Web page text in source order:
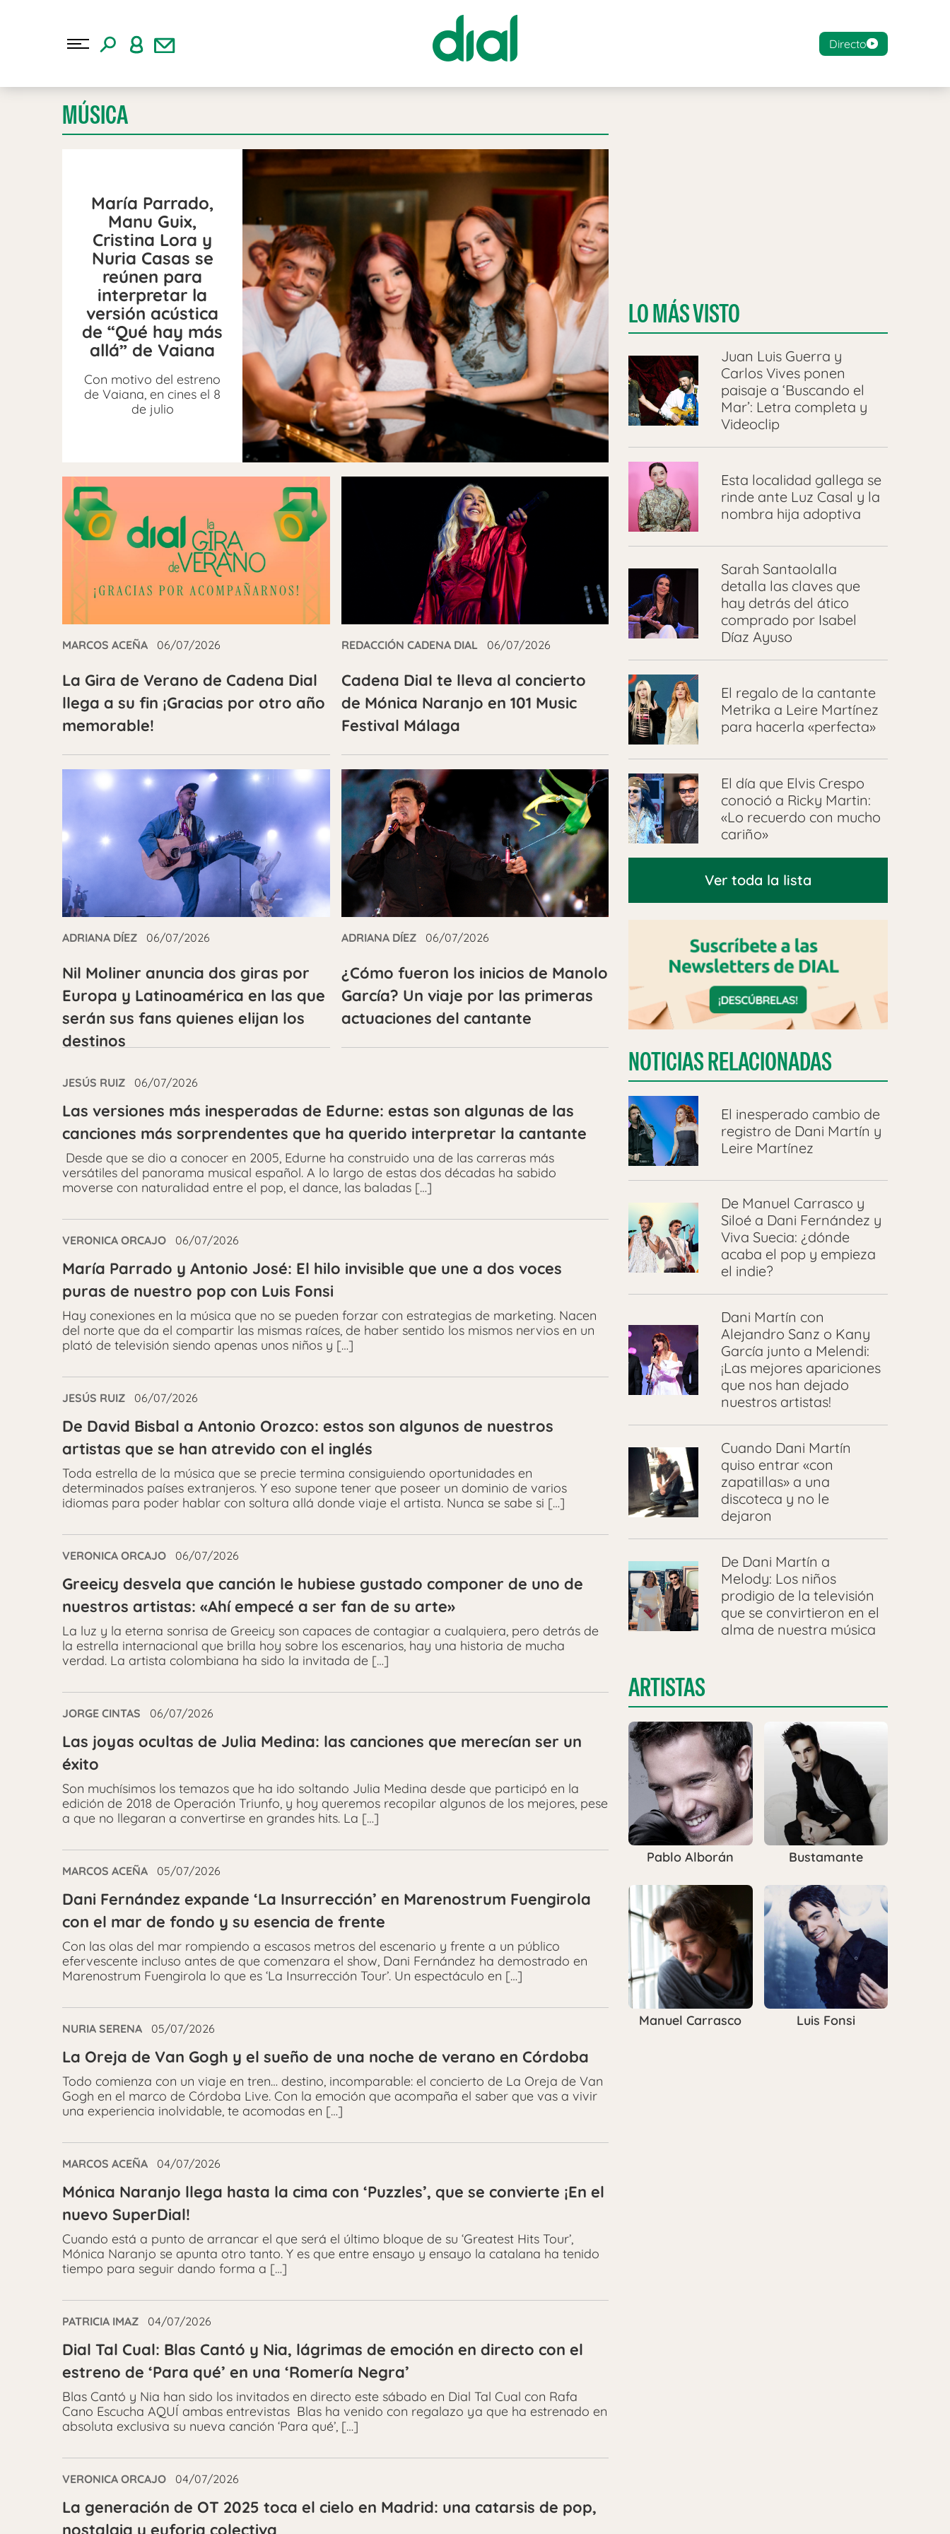
Directo
MÚSICA
María Parrado,
Manu Guix,
Cristina Lora y
Nuria Casas se
reúnen para
interpretar la
versión acústica
de “Qué hay más
allá” de Vaiana
Con motivo del estreno
de Vaiana, en cines el 8
de julio
MARCOS ACEÑA 06/07/2026
La Gira de Verano de Cadena Dial
llega a su fin ¡Gracias por otro año
memorable!
REDACCIÓN CADENA DIAL 06/07/2026
Cadena Dial te lleva al concierto
de Mónica Naranjo en 101 Music
Festival Málaga
ADRIANA DÍEZ 06/07/2026
Nil Moliner anuncia dos giras por
Europa y Latinoamérica en las que
serán sus fans quienes elijan los
destinos
ADRIANA DÍEZ 06/07/2026
¿Cómo fueron los inicios de Manolo
García? Un viaje por las primeras
actuaciones del cantante
JESÚS RUIZ 06/07/2026
Las versiones más inesperadas de Edurne: estas son algunas de las
canciones más sorprendentes que ha querido interpretar la cantante
Desde que se dio a conocer en 2005, Edurne ha construido una de las carreras más
versátiles del panorama musical español. A lo largo de estas dos décadas ha sabido
moverse con naturalidad entre el pop, el dance, las baladas […]
VERONICA ORCAJO 06/07/2026
María Parrado y Antonio José: El hilo invisible que une a dos voces
puras de nuestro pop con Luis Fonsi
Hay conexiones en la música que no se pueden forzar con estrategias de marketing. Nacen
del norte que da el compartir las mismas raíces, de haber sentido los mismos nervios en un
plató de televisión siendo apenas unos niños y […]
JESÚS RUIZ 06/07/2026
De David Bisbal a Antonio Orozco: estos son algunos de nuestros
artistas que se han atrevido con el inglés
Toda estrella de la música que se precie termina consiguiendo oportunidades en
determinados países extranjeros. Y eso supone tener que poseer un dominio de varios
idiomas para poder hablar con soltura allá donde viaje el artista. Nunca se sabe si […]
VERONICA ORCAJO 06/07/2026
Greeicy desvela que canción le hubiese gustado componer de uno de
nuestros artistas: «Ahí empecé a ser fan de su arte»
La luz y la eterna sonrisa de Greeicy son capaces de contagiar a cualquiera, pero detrás de
la estrella internacional que brilla hoy sobre los escenarios, hay una historia de mucha
verdad. La artista colombiana ha sido la invitada de […]
JORGE CINTAS 06/07/2026
Las joyas ocultas de Julia Medina: las canciones que merecían ser un
éxito
Son muchísimos los temazos que ha ido soltando Julia Medina desde que participó en la
edición de 2018 de Operación Triunfo, y hoy queremos recopilar algunos de los mejores, pese
a que no llegaran a convertirse en grandes hits. La […]
MARCOS ACEÑA 05/07/2026
Dani Fernández expande ‘La Insurrección’ en Marenostrum Fuengirola
con el mar de fondo y su esencia de frente
Con las olas del mar rompiendo a escasos metros del escenario y frente a un público
efervescente incluso antes de que comenzara el show, Dani Fernández ha demostrado en
Marenostrum Fuengirola lo que es ‘La Insurrección Tour’. Un espectáculo en […]
NURIA SERENA 05/07/2026
La Oreja de Van Gogh y el sueño de una noche de verano en Córdoba
Todo comienza con un viaje en tren… destino, incomparable: el concierto de La Oreja de Van
Gogh en el marco de Córdoba Live. Con la emoción que acompaña el saber que vas a vivir
una experiencia inolvidable, te acomodas en […]
MARCOS ACEÑA 04/07/2026
Mónica Naranjo llega hasta la cima con ‘Puzzles’, que se convierte ¡En el
nuevo SuperDial!
Cuando está a punto de arrancar el que será el último bloque de su ‘Greatest Hits Tour’,
Mónica Naranjo se apunta otro tanto. Y es que entre ensayo y ensayo la catalana ha tenido
tiempo para seguir dando forma a […]
PATRICIA IMAZ 04/07/2026
Dial Tal Cual: Blas Cantó y Nia, lágrimas de emoción en directo con el
estreno de ‘Para qué’ en una ‘Romería Negra’
Blas Cantó y Nia han sido los invitados en directo este sábado en Dial Tal Cual con Rafa
Cano Escucha AQUÍ ambas entrevistas Blas ha venido con regalazo ya que ha estrenado en
absoluta exclusiva su nueva canción ‘Para qué’, […]
VERONICA ORCAJO 04/07/2026
La generación de OT 2025 toca el cielo en Madrid: una catarsis de pop,
nostalgia y euforia colectiva
LO MÁS VISTO
Juan Luis Guerra y
Carlos Vives ponen
paisaje a ‘Buscando el
Mar’: Letra completa y
Videoclip
Esta localidad gallega se
rinde ante Luz Casal y la
nombra hija adoptiva
Sarah Santaolalla
detalla las claves que
hay detrás del ático
comprado por Isabel
Díaz Ayuso
El regalo de la cantante
Metrika a Leire Martínez
para hacerla «perfecta»
El día que Elvis Crespo
conoció a Ricky Martin:
«Lo recuerdo con mucho
cariño»
Ver toda la lista
NOTICIAS RELACIONADAS
El inesperado cambio de
registro de Dani Martín y
Leire Martínez
De Manuel Carrasco y
Siloé a Dani Fernández y
Viva Suecia: ¿dónde
acaba el pop y empieza
el indie?
Dani Martín con
Alejandro Sanz o Kany
García junto a Melendi:
¡Las mejores apariciones
que nos han dejado
nuestros artistas!
Cuando Dani Martín
quiso entrar «con
zapatillas» a una
discoteca y no le
dejaron
De Dani Martín a
Melody: Los niños
prodigio de la televisión
que se convirtieron en el
alma de nuestra música
ARTISTAS
Pablo Alborán Bustamante
Manuel Carrasco Luis Fonsi